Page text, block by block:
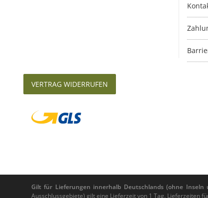
VERTRAG WIDERRUFEN
Gilt für Lieferungen innerhalb Deutschlands (ohne Inseln
Ausschlussgebiete) gilt eine Lieferzeit von 1 Tag. Lieferzeiten